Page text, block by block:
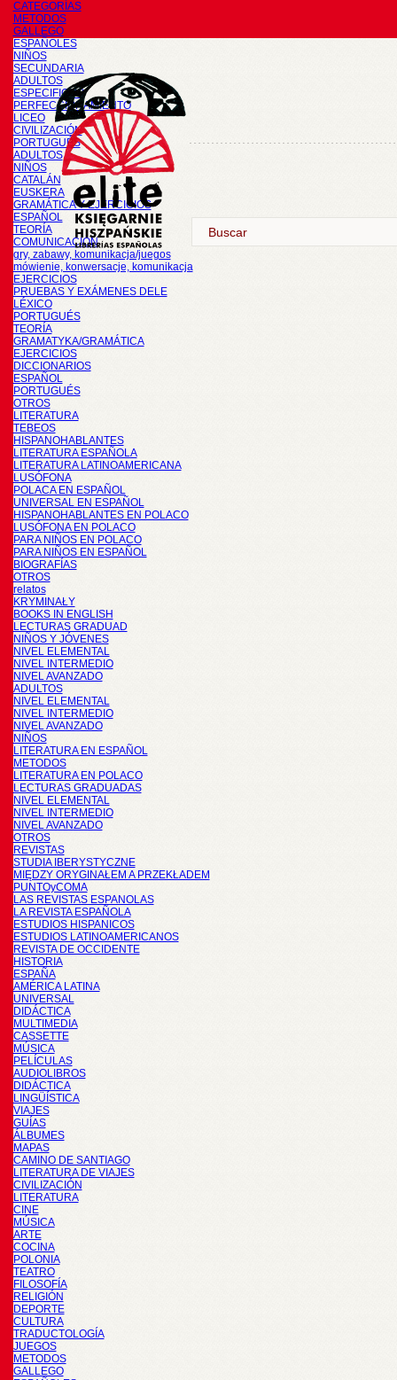
CATEGORÍAS
METODOS
GALLEGO
ESPAÑOLES
NIÑOS
SECUNDARIA
ADULTOS
ESPECIFICOS
PERFECCIONAMIENTO
LICEO
CIVILIZACIÓN
PORTUGUÉS
ADULTOS
NIÑOS
CATALÁN
EUSKERA
GRAMÁTICA Y EJERCICIOS
ESPAÑOL
TEORÍA
COMUNICACIÓN
gry, zabawy, komunikacja/juegos
mówienie, konwersacje, komunikacja
EJERCICIOS
PRUEBAS Y EXÁMENES DELE
LÉXICO
PORTUGUÉS
TEORÍA
GRAMATYKA/GRAMÁTICA
EJERCICIOS
DICCIONARIOS
ESPAÑOL
PORTUGUÉS
OTROS
LITERATURA
TEBEOS
HISPANOHABLANTES
LITERATURA ESPAÑOLA
LITERATURA LATINOAMERICANA
LUSÓFONA
POLACA EN ESPAÑOL
UNIVERSAL EN ESPAÑOL
HISPANOHABLANTES EN POLACO
LUSÓFONA EN POLACO
PARA NIÑOS EN POLACO
PARA NIÑOS EN ESPAÑOL
BIOGRAFÍAS
OTROS
relatos
KRYMINAŁY
BOOKS IN ENGLISH
LECTURAS GRADUAD
NIÑOS Y JÓVENES
NIVEL ELEMENTAL
NIVEL INTERMEDIO
NIVEL AVANZADO
ADULTOS
NIVEL ELEMENTAL
NIVEL INTERMEDIO
NIVEL AVANZADO
NIÑOS
LITERATURA EN ESPAÑOL
METODOS
LITERATURA EN POLACO
LECTURAS GRADUADAS
NIVEL ELEMENTAL
NIVEL INTERMEDIO
NIVEL AVANZADO
OTROS
REVISTAS
STUDIA IBERYSTYCZNE
MIĘDZY ORYGINAŁEM A PRZEKŁADEM
PUNTOyCOMA
LAS REVISTAS ESPANOLAS
LA REVISTA ESPAÑOLA
ESTUDIOS HISPANICOS
ESTUDIOS LATINOAMERICANOS
REVISTA DE OCCIDENTE
HISTORIA
ESPAÑA
AMÉRICA LATINA
UNIVERSAL
DIDÁCTICA
MULTIMEDIA
CASSETTE
MÚSICA
PELÍCULAS
AUDIOLIBROS
DIDÁCTICA
LINGÜÍSTICA
VIAJES
GUÍAS
ÁLBUMES
MAPAS
CAMINO DE SANTIAGO
LITERATURA DE VIAJES
CIVILIZACIÓN
LITERATURA
CINE
MÚSICA
ARTE
COCINA
POLONIA
TEATRO
FILOSOFÍA
RELIGIÓN
DEPORTE
CULTURA
TRADUCTOLOGÍA
JUEGOS
METODOS
GALLEGO